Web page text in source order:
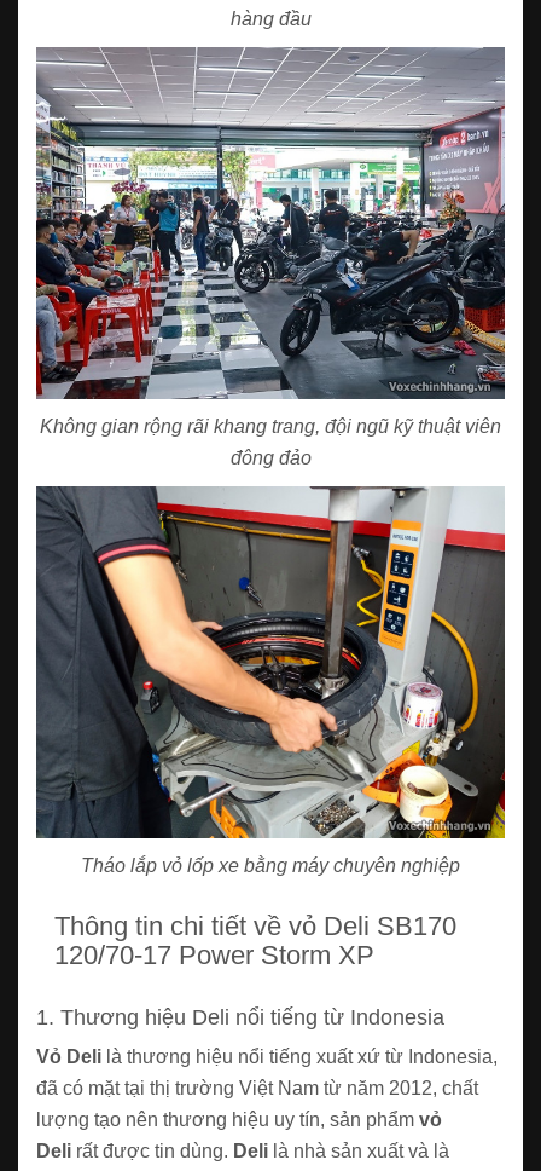
hàng đầu
Không gian rộng rãi khang trang, đội ngũ kỹ thuật viên
đông đảo
Tháo lắp vỏ lốp xe bằng máy chuyên nghiệp
Thông tin chi tiết về vỏ Deli SB170
120/70-17 Power Storm XP
1. Thương hiệu Deli nổi tiếng từ Indonesia
Vỏ Deli là thương hiệu nổi tiếng xuất xứ từ Indonesia,
đã có mặt tại thị trường Việt Nam từ năm 2012, chất
lượng tạo nên thương hiệu uy tín, sản phẩm vỏ
Deli rất được tin dùng. Deli là nhà sản xuất và là